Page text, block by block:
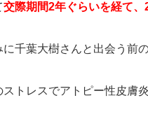
交際期間2年ぐらいを経て
に千葉大樹さんと出会う前
ストレスでアトピー性皮膚